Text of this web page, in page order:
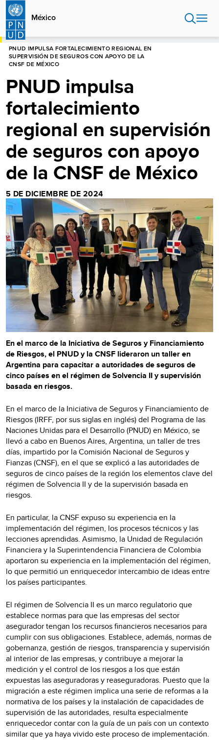
Pasar
contenido
principal
México
HOME
PNUD IMPULSA FORTALECIMIENTO REGIONAL EN
SUPERVISIÓN DE SEGUROS CON APOYO DE LA
CNSF DE MÉXICO
PNUD impulsa
fortalecimiento
regional en supervisión
de seguros con apoyo
de la CNSF de México
5 DE DICIEMBRE DE 2024
En el marco de la Iniciativa de Seguros y Financiamiento
de Riesgos, el PNUD y la CNSF lideraron un taller en
Argentina para capacitar a autoridades de seguros de
cinco países en el régimen de Solvencia II y supervisión
basada en riesgos.
En el marco de la Iniciativa de Seguros y Financiamiento de
Riesgos (IRFF, por sus siglas en inglés) del Programa de las
Naciones Unidas para el Desarrollo (PNUD) en México, se
llevó a cabo en Buenos Aires, Argentina, un taller de tres
días, impartido por la Comisión Nacional de Seguros y
Fianzas (CNSF), en el que se explicó a las autoridades de
seguros de cinco países de la región los elementos clave del
régimen de Solvencia II y de la supervisión basada en
riesgos.
En particular, la CNSF expuso su experiencia en la
implementación del régimen, los procesos técnicos y las
lecciones aprendidas. Asimismo, la Unidad de Regulación
Financiera y la Superintendencia Financiera de Colombia
aportaron su experiencia en la implementación del régimen,
lo que permitió un enriquecedor intercambio de ideas entre
los países participantes.
El régimen de Solvencia II es un marco regulatorio que
establece normas para que las empresas del sector
asegurador tengan los recursos financieros necesarios para
cumplir con sus obligaciones. Establece, además, normas de
gobernanza, gestión de riesgos, transparencia y supervisión
al interior de las empresas, y contribuye a mejorar la
medición y el control de los riesgos a los que están
expuestas las aseguradoras y reaseguradoras. Puesto que la
migración a este régimen implica una serie de reformas a la
normativa de los países y la instalación de capacidades de
supervisión de las autoridades, resulta especialmente
enriquecedor contar con la guía de un país con un contexto
similar que ya haya vivido este proceso de implementación.